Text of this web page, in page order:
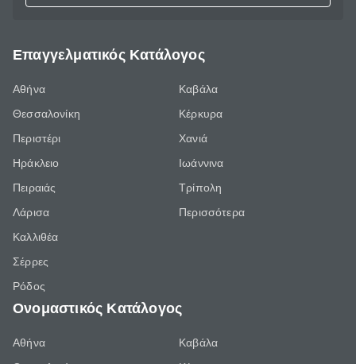
Επαγγελματικός Κατάλογος
Αθήνα
Θεσσαλονίκη
Περιστέρι
Ηράκλειο
Πειραιάς
Λάρισα
Καλλιθέα
Σέρρες
Ρόδος
Καβάλα
Κέρκυρα
Χανιά
Ιωάννινα
Τρίπολη
Περισσότερα
Ονομαστικός Κατάλογος
Αθήνα
Καβάλα